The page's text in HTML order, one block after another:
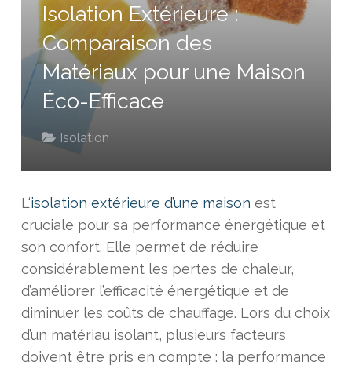
Isolation Extérieure :
Comparaison des
Matériaux pour une Maison
Éco-Efficace
Isolation
L ‘isolation extérieure d’une maison est
cruciale pour sa performance énergétique et
son confort. Elle permet de réduire
considérablement les pertes de chaleur,
d’améliorer l’efficacité énergétique et de
diminuer les coûts de chauffage. Lors du choix
d’un matériau isolant, plusieurs facteurs
doivent être pris en compte : la performance